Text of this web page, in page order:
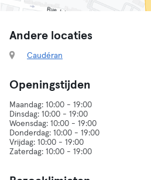
Andere locaties
Caudéran
Openingstijden
Maandag: 10:00 - 19:00
Dinsdag: 10:00 - 19:00
Woensdag: 10:00 - 19:00
Donderdag: 10:00 - 19:00
Vrijdag: 10:00 - 19:00